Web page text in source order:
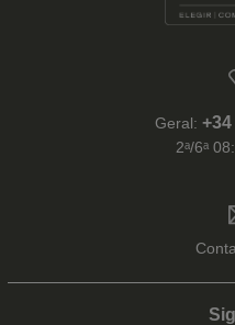
Geral: +34
2ᵃ/6ᵃ